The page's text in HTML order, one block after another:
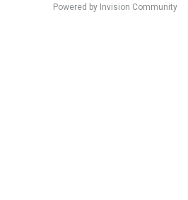
Powered by Invision Community